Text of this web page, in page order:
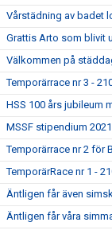
Vårstädning av badet
Grattis Arto som blivit
Välkommen på
Temporärrace nr 3 -
HSS 100 års jubileum
MSSF stipendium
Temporärrace nr 2 för
TemporärRace nr 1 -
Äntligen får även
Äntligen får våra